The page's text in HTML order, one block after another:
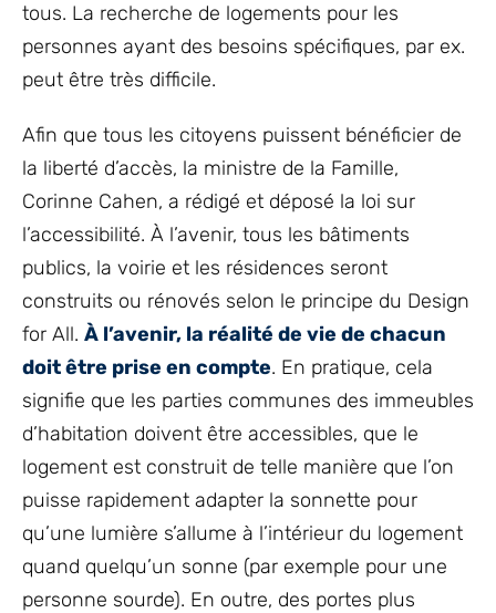
tous. La recherche de logements pour les
personnes ayant des besoins spécifiques, par ex.
peut être très difficile.
Afin que tous les citoyens puissent bénéficier de
la liberté d’accès, la ministre de la Famille,
Corinne Cahen, a rédigé et déposé la loi sur
l’accessibilité. À l’avenir, tous les bâtiments
publics, la voirie et les résidences seront
construits ou rénovés selon le principe du Design
for All. À l’avenir, la réalité de vie de chacun
doit être prise en compte. En pratique, cela
signifie que les parties communes des immeubles
d’habitation doivent être accessibles, que le
logement est construit de telle manière que l’on
puisse rapidement adapter la sonnette pour
qu’une lumière s’allume à l’intérieur du logement
quand quelqu’un sonne (par exemple pour une
personne sourde). En outre, des portes plus